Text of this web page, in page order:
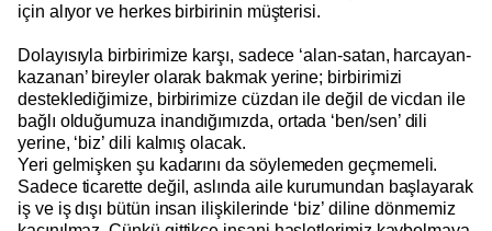
için alıyor ve herkes birbirinin müşterisi.
Dolayısıyla birbirimize karşı, sadece ‘alan-satan, harcayan-
kazanan’ bireyler olarak bakmak yerine; birbirimizi
desteklediğimize, birbirimize cüzdan ile değil de vicdan ile
bağlı olduğumuza inandığımızda, ortada ‘ben/sen’ dili
yerine, ‘biz’ dili kalmış olacak.
Yeri gelmişken şu kadarını da söylemeden geçmemeli.
Sadece ticarette değil, aslında aile kurumundan başlayarak
iş ve iş dışı bütün insan ilişkilerinde ‘biz’ diline dönmemiz